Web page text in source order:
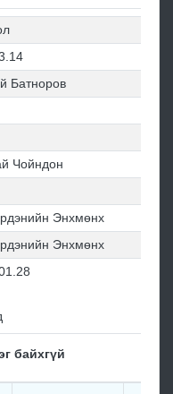
Батноров
Чойндон
Энхмөнх
Энхмөнх
байхгүй